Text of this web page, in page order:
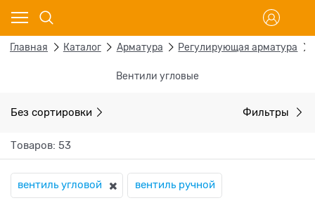
Главная Каталог Арматура Регулирующая арматура
Вентили угловые
Без сортировки Фильтры
Товаров: 53
вентиль угловой вентиль ручной